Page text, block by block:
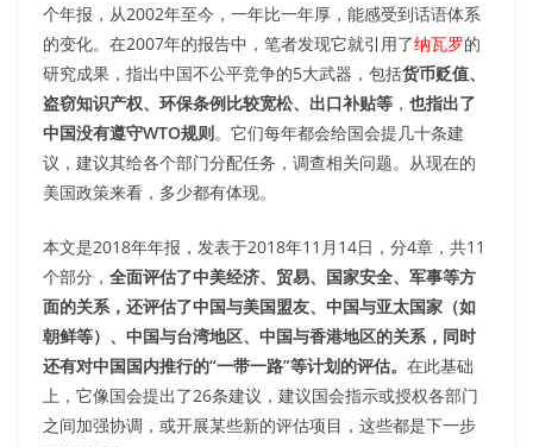
个年报，从2002年至今，一年比一年厚，能感受到话语体系
的变化。在2007年的报告中，笔者发现它就引用了纳瓦罗的
研究成果，指出中国不公平竞争的5大武器，包括货币贬值、
盗窃知识产权、环保条例比较宽松、出口补贴等 ， 也指出了
中国没有遵守WTO规则。它们每年都会给国会提几十条建
议，建议其给各个部门分配任务，调查相关问题。从现在的
美国政策来看，多少都有体现。
本文是2018年年报，发表于2018年11月14日，分4章，共11
个部分， 全面评估了中美经济、贸易、国家安全、军事等方
面的关系，还评估了中国与美国盟友、中国与亚太国家（如
朝鲜等）、中国与台湾地区、中国与香港地区的关系，同时
还有对中国国内推行的“一带一路”等计划的评估。 在此基础
上，它像国会提出了26条建议，建议国会指示或授权各部门
之间加强协调，或开展某些新的评估项目，这些都是下一步